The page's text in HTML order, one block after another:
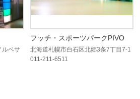
ルベサ
フッチ・スポーツパークPIVO
北海道札幌市白石区北郷3条7丁目7-1
011-211-6511